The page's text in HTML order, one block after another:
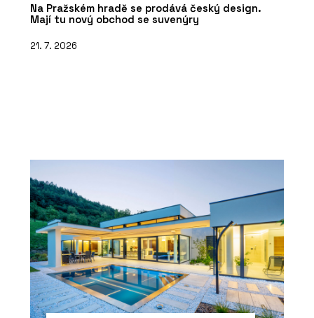
Na Pražském hradě se prodává český design.
Mají tu nový obchod se suvenýry
21. 7. 2026